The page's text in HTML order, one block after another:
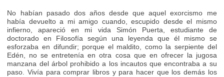
No habían pasado dos años desde que aquel exorcismo me
había devuelto a mi amigo cuando, escupido desde el mismo
infierno, apareció en mi vida Simón Puerta, estudiante de
doctorado en Filosofía según una leyenda que él mismo se
esforzaba en difundir; porque el maldito, como la serpiente del
Edén, no se entretenía en otra cosa que en ofrecer la jugosa
manzana del árbol prohibido a los incautos que encontraba a su
paso. Vivía para comprar libros y para hacer que los demás los